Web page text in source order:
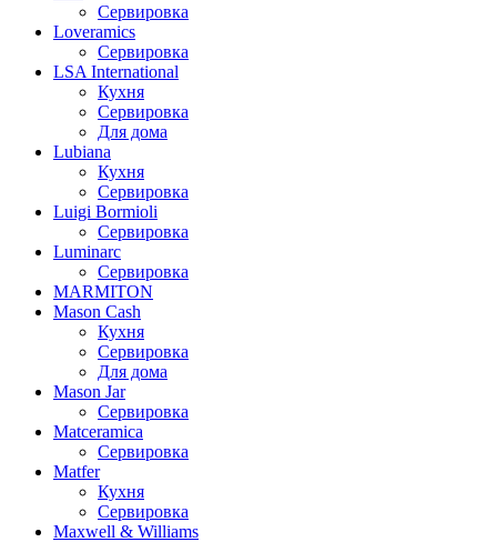
Сервировка
Loveramics
Сервировка
LSA International
Кухня
Сервировка
Для дома
Lubiana
Кухня
Сервировка
Luigi Bormioli
Сервировка
Luminarc
Сервировка
MARMITON
Mason Cash
Кухня
Сервировка
Для дома
Mason Jar
Сервировка
Matceramica
Сервировка
Matfer
Кухня
Сервировка
Maxwell & Williams